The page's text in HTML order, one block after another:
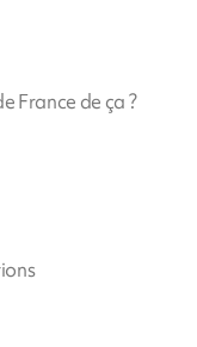
France de ça ?